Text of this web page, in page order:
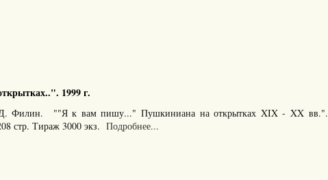
1999 г.
Филин. ""Я к вам пишу..." Пушкиниана на открытках XIX - XX вв.".
стр. Тираж 3000 экз. Подробнее...